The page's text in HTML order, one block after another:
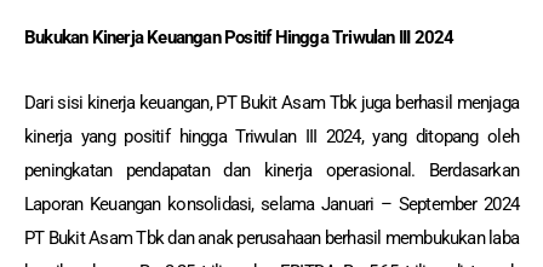
Bukukan Kinerja Keuangan Positif Hingga Triwulan III 2024
Dari sisi kinerja keuangan, PT Bukit Asam Tbk juga berhasil menjaga
kinerja yang positif hingga TriwuIan III 2024, yang ditopang oleh
peningkatan pendapatan dan kinerja operasional. Berdasarkan
Laporan Keuangan konsolidasi, selama Januari – September 2024
PT Bukit Asam Tbk dan anak perusahaan berhasil membukukan laba